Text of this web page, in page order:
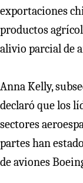
exportaciones
productos
alivio parcial de
Anna Kelly,
declaró que los
sectores
partes han
de aviones